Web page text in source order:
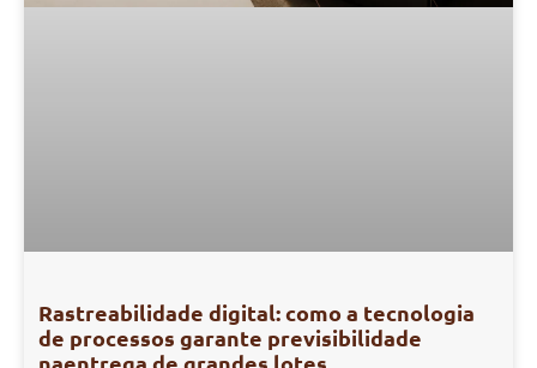
Rastreabilidade digital: como a tecnologia
de processos garante previsibilidade
naentrega de grandes lotes